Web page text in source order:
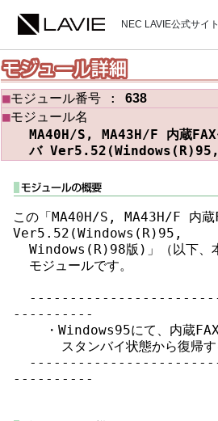
NEC LAVIE公式サイト